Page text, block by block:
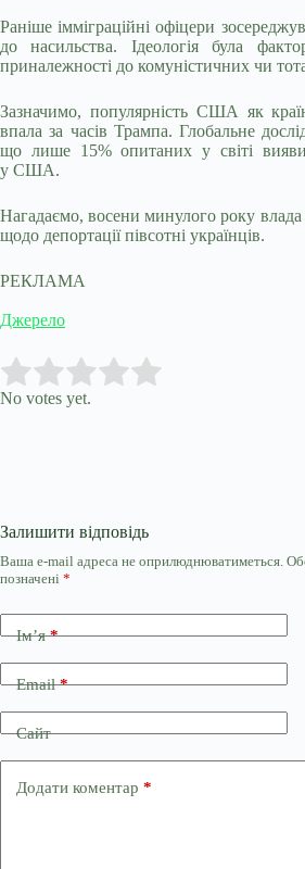
Раніше імміграційні офіцери
до насильства. Ідеологія була
приналежності до комуністичних чи
Зазначимо, популярність США як
впала за часів Трампа. Глобальне
що лише 15% опитаних у світі
у США.
Нагадаємо, восени минулого року
щодо депортації півсотні українців.
РЕКЛАМА
Джерело
Rate this item:
No votes yet.
Залишити відповідь
Ваша e-mail адреса не оприлюднюватиметься.
позначені *
Ім’я*
Email*
Сайт
Додати коментар *